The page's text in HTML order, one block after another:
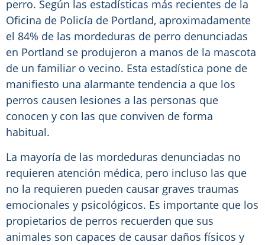
perro. Según las estadísticas más recientes de la
Oficina de Policía de Portland, aproximadamente
el 84% de las mordeduras de perro denunciadas
en Portland se produjeron a manos de la mascota
de un familiar o vecino. Esta estadística pone de
manifiesto una alarmante tendencia a que los
perros causen lesiones a las personas que
conocen y con las que conviven de forma
habitual.
La mayoría de las mordeduras denunciadas no
requieren atención médica, pero incluso las que
no la requieren pueden causar graves traumas
emocionales y psicológicos. Es importante que los
propietarios de perros recuerden que sus
animales son capaces de causar daños físicos y